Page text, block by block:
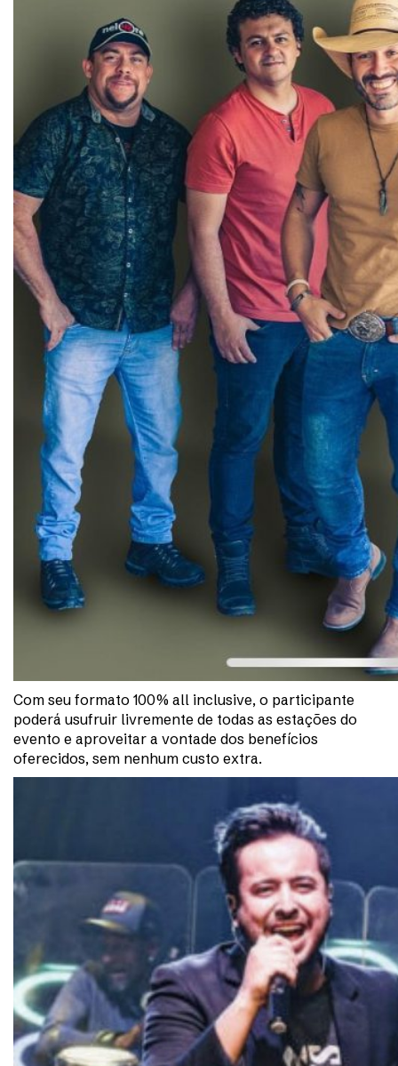
Com seu formato 100% all inclusive, o participante
poderá usufruir livremente de todas as estações do
evento e aproveitar a vontade dos benefícios
oferecidos, sem nenhum custo extra.